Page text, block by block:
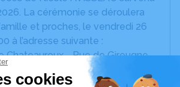
La cérémonie se déroulera
et proches, le vendredi 26
à l’adresse suivante :
Chateauroux - Rue de Gireugne -